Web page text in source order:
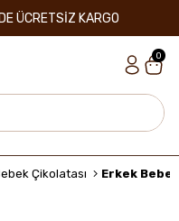
ÜCRETSİZ KARGO
0
Çikolatası